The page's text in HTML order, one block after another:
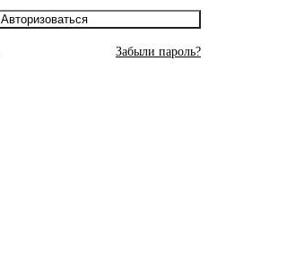
Авторизоваться
Забыли пароль?